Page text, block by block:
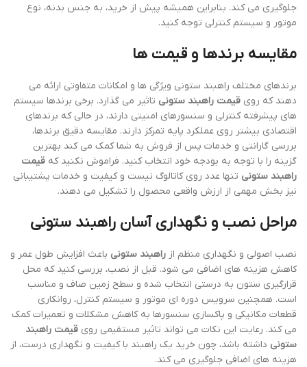
جلوگیری می کند. بنابراین همیشه پیش از خرید، به جنس بدنه، نوع
موتور و سیستم کنترلی توجه کنید.
مقایسه برندها و قیمت ها
برندهای مختلف راهبند ستونی ویژگی ها و امکانات متفاوتی ارائه می
دهند که روی قیمت راهبند ستونی تاثیر می گذارد. برخی برندها سیستم
های پیشرفته کنترلی و سنسورهای امنیتی دارند، در حالی که برندهای
اقتصادی بیشتر روی عملکرد پایه تمرکز دارند. مقایسه دقیق برندها،
بررسی گارانتی و خدمات پس از فروش به شما کمک می کند بهترین
گزینه را با توجه به بودجه خود انتخاب کنید. فراموش نکنید که قیمت
راهبند ستونی تنها عدد روی کاتالوگ نیست و کیفیت و خدمات پشتیبانی
نیز بخش مهمی از ارزش واقعی محصول را تشکیل می دهند.
مراحل نصب و نگهداری آسان راهبند ستونی
نصب اصولی و نگهداری منظم از راهبند ستونی باعث افزایش طول عمر و
کاهش هزینه های اضافی می شود. قبل از نصب، بررسی کنید که محل
قرارگیری ستون به درستی انتخاب شده و سطح زمین صاف و مناسب
است. همچنین سرویس دوره ای موتور و سیستم کنترل، روانکاری
قطعات مکانیکی و پاکسازی سنسورها به کاهش مشکلات و تعمیرات کمک
می کند. رعایت این نکات می تواند تاثیر مستقیمی روی قیمت راهبند
ستونی داشته باشد، چون خرید یک راهبند با کیفیت و نگهداری درست، از
هزینه های اضافی جلوگیری می کند.